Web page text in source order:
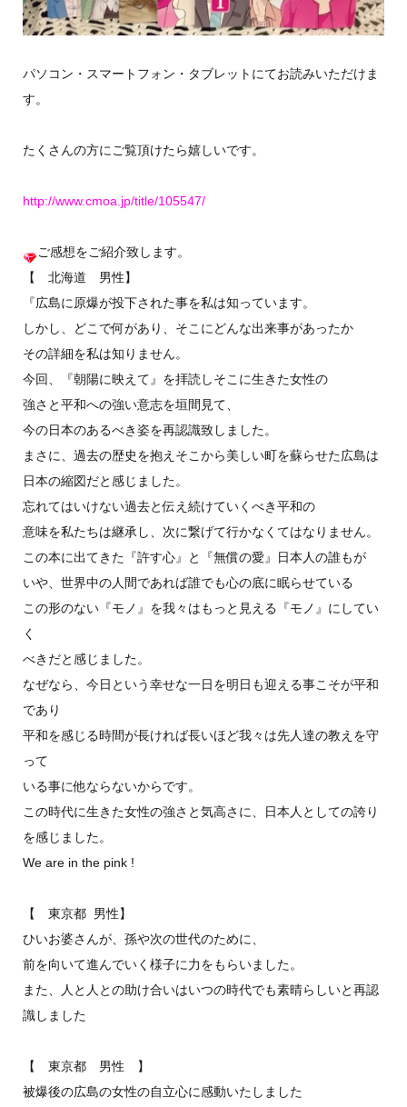
パソコン・スマートフォン・タブレットにてお読みいただけま
す。
たくさんの方にご覧頂けたら嬉しいです。
http://www.cmoa.jp/title/105547/
ご感想をご紹介致します。
【 北海道 男性】
『広島に原爆が投下された事を私は知っています。
しかし、どこで何があり、そこにどんな出来事があったか
その詳細を私は知りません。
今回、『朝陽に映えて』を拝読しそこに生きた女性の
強さと平和への強い意志を垣間見て、
今の日本のあるべき姿を再認識致しました。
まさに、過去の歴史を抱えそこから美しい町を蘇らせた広島は
日本の縮図だと感じました。
忘れてはいけない過去と伝え続けていくべき平和の
意味を私たちは継承し、次に繋げて行かなくてはなりません。
この本に出てきた『許す心』と『無償の愛』日本人の誰もが
いや、世界中の人間であれば誰でも心の底に眠らせている
この形のない『モノ』を我々はもっと見える『モノ』にしてい
く
べきだと感じました。
なぜなら、今日という幸せな一日を明日も迎える事こそが平和
であり
平和を感じる時間が長ければ長いほど我々は先人達の教えを守
って
いる事に他ならないからです。
この時代に生きた女性の強さと気高さに、日本人としての誇り
を感じました。
We are in the pink !
【 東京都 男性】
ひいお婆さんが、孫や次の世代のために、
前を向いて進んでいく様子に力をもらいました。
また、人と人との助け合いはいつの時代でも素晴らしいと再認
識しました
【 東京都 男性 】
被爆後の広島の女性の自立心に感動いたしました